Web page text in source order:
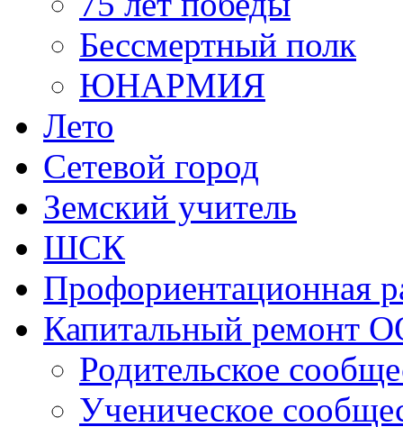
Сетевой город
Земский учитель
ШСК
Профориентационная
Капитальный ремонт
Родительское
Ученическое
Учительское
Школьный театр
Разговоры о важном